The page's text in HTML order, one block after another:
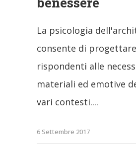
La psicologia
consente di
rispondenti alle
materiali ed emotive
vari contesti.
6 Settembre 2017